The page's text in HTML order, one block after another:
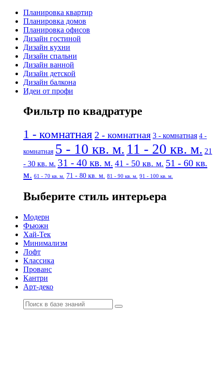
Планировка квартир
Планировка домов
Планировка офисов
Дизайн гостиной
Дизайн кухни
Дизайн спальни
Дизайн ванной
Дизайн детской
Дизайн балкона
Идеи от профи
Фильтр по квадратуре
1 - комнатная 2 - комнатная 3 - комнатная 4 -
комнатная 5 - 10 кв. м. 11 - 20 кв. м. 21
- 30 кв. м. 31 - 40 кв. м. 41 - 50 кв. м. 51 - 60 кв.
м. 61 - 70 кв. м. 71 - 80 кв. м. 81 - 90 кв. м. 91 - 100 кв. м.
Выберите стиль интерьера
Модерн
Фьюжн
Хай-Тек
Минимализм
Лофт
Классика
Прованс
Кантри
Арт-деко